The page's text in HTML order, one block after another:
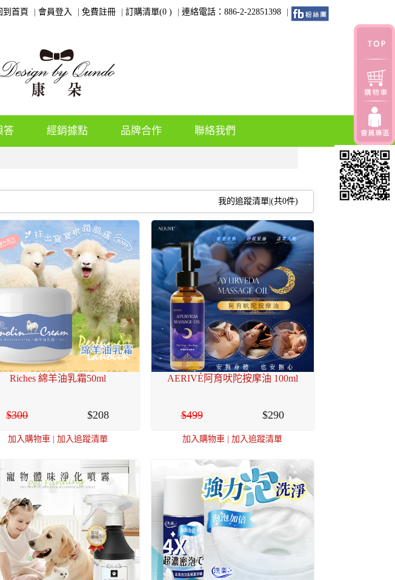
到首頁 會員登入 免費註冊 訂購清單(0 ) 連絡電話：886-2-22851398
答 經銷據點 品牌合作 聯絡我們
我的追蹤清單|(共0件)
Riches 綿羊油乳霜50ml
300 208
加入購物車| 加入追蹤清單
AERIVÉ阿育吠陀按摩油 100ml
499 290
加入購物車 |加入追蹤清單